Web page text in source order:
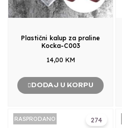
Plastični kalup za praline
Kocka-C003
14,00 KM
DODAJ U KORPU
274
RASPRODANO